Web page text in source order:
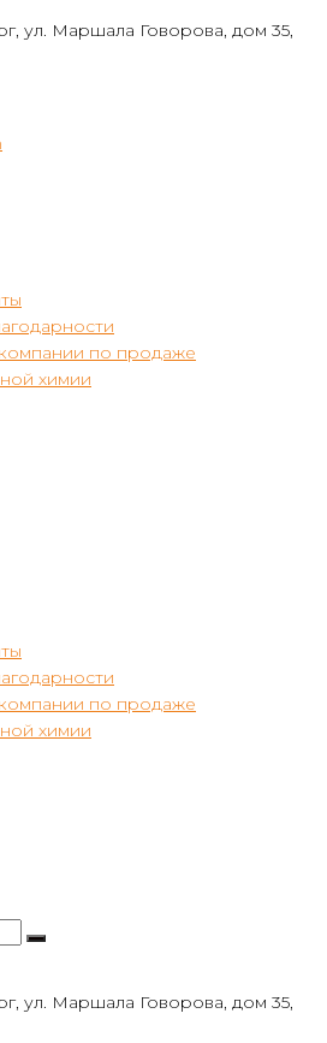
ул. Маршала Говорова, дом 35,
по продаже
химии
по продаже
химии
ул. Маршала Говорова, дом 35,